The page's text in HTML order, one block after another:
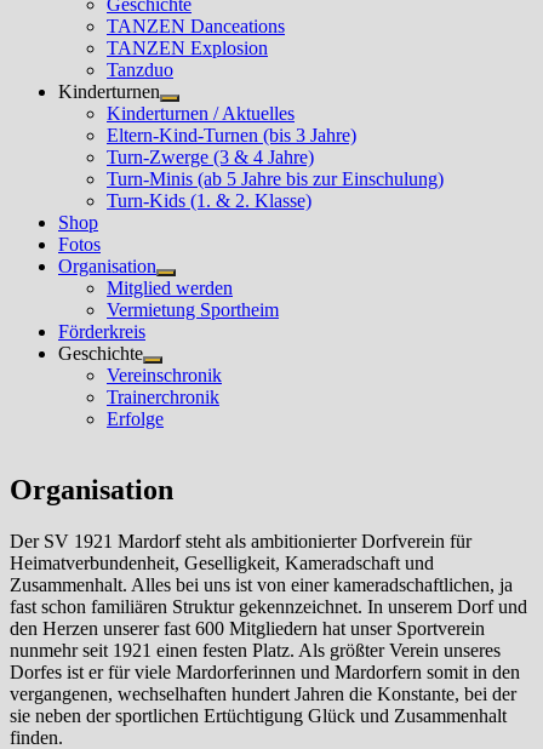
Geschichte
TANZEN Danceations
TANZEN Explosion
Tanzduo
Kinderturnen
Untermenü
anzeigen
Kinderturnen / Aktuelles
Eltern-Kind-Turnen (bis 3 Jahre)
Turn-Zwerge (3 & 4 Jahre)
Turn-Minis (ab 5 Jahre bis zur Einschulung)
Turn-Kids (1. & 2. Klasse)
Shop
Fotos
Organisation
Untermenü
anzeigen
Mitglied werden
Vermietung Sportheim
Förderkreis
Geschichte
Untermenü
anzeigen
Vereinschronik
Trainerchronik
Erfolge
Organisation
Der SV 1921 Mardorf steht als ambitionierter Dorfverein für
Heimatverbundenheit, Geselligkeit, Kameradschaft und
Zusammenhalt. Alles bei uns ist von einer kameradschaftlichen, ja
fast schon familiären Struktur gekennzeichnet. In unserem Dorf und
den Herzen unserer fast 600 Mitgliedern hat unser Sportverein
nunmehr seit 1921 einen festen Platz. Als größter Verein unseres
Dorfes ist er für viele Mardorferinnen und Mardorfern somit in den
vergangenen, wechselhaften hundert Jahren die Konstante, bei der
sie neben der sportlichen Ertüchtigung Glück und Zusammenhalt
finden.